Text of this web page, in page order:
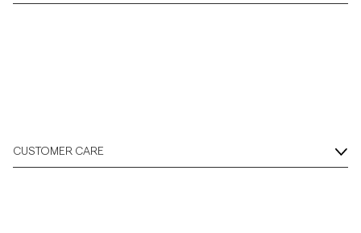
CUSTOMER CARE